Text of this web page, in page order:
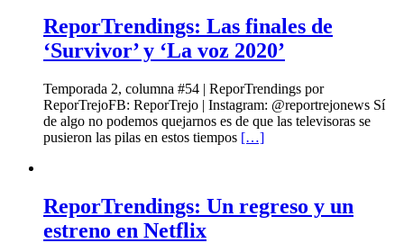
ReporTrendings: Las finales de
‘Survivor’ y ‘La voz 2020’
Temporada 2, columna #54 | ReporTrendings por
ReporTrejoFB: ReporTrejo | Instagram: @reportrejonews Sí
de algo no podemos quejarnos es de que las televisoras se
pusieron las pilas en estos tiempos […]
ReporTrendings: Un regreso y un
estreno en Netflix